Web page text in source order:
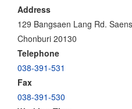
Address
129 Bangsaen Lang Rd.
Chonburi 20130
Telephone
038-391-531
Fax
038-391-530